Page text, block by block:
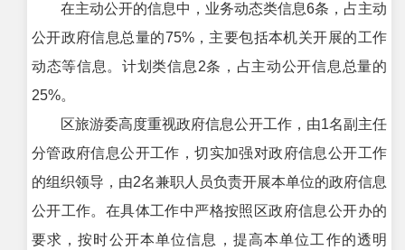
在主动公开的信息中，业务动态类信息6条，占主动
公开政府信息总量的75%，主要包括本机关开展的工作
动态等信息。计划类信息2条，占主动公开信息总量的
25%。
区旅游委高度重视政府信息公开工作，由1名副主任
分管政府信息公开工作，切实加强对政府信息公开工作
的组织领导，由2名兼职人员负责开展本单位的政府信息
公开工作。在具体工作中严格按照区政府信息公开办的
要求，按时公开本单位信息，提高本单位工作的透明